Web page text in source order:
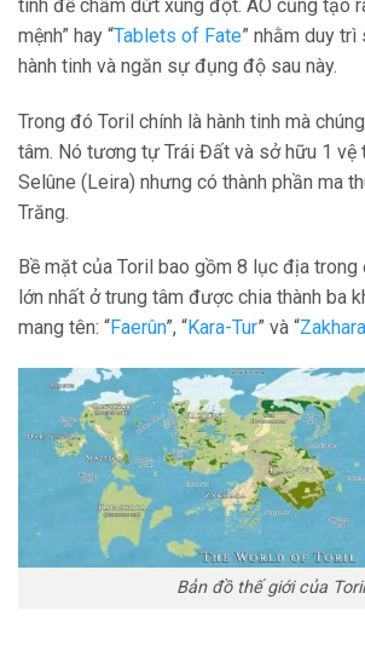
tinh để chấm dứt xung đột. AO cũng tạo
mệnh” hay “Tablets of Fate” nhằm duy
hành tinh và ngăn sự đụng độ sau này.
Trong đó Toril chính là hành tinh mà
tâm. Nó tương tự Trái Đất và sở hữu 1 vệ
Selûne (Leira) nhưng có thành phần ma
Trăng.
Bề mặt của Toril bao gồm 8 lục địa
lớn nhất ở trung tâm được chia thành ba
mang tên: “Faerûn”, “Kara-Tur” và “Zakhara
Bản đồ thế giới của Toril